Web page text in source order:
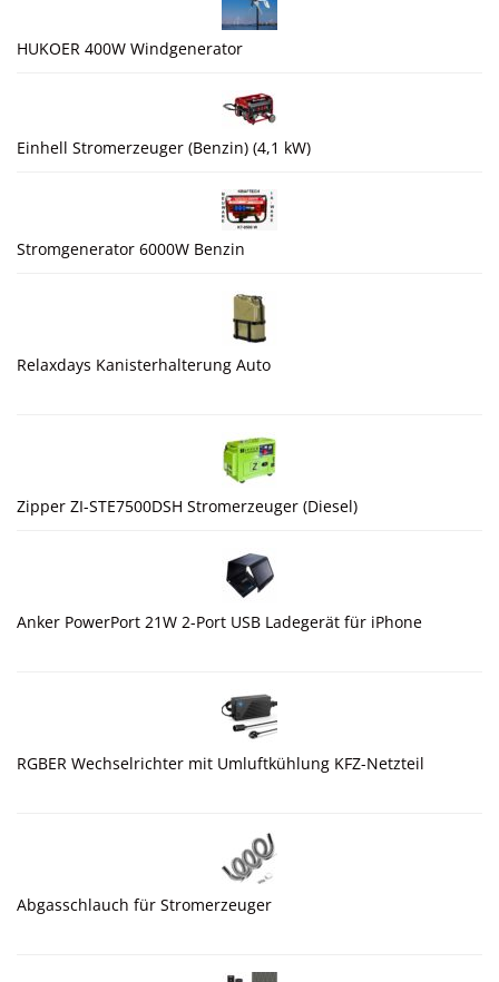
HUKOER 400W Windgenerator
Einhell Stromerzeuger (Benzin) (4,1 kW)
Stromgenerator 6000W Benzin
Relaxdays Kanisterhalterung Auto
Zipper ZI-STE7500DSH Stromerzeuger (Diesel)
Anker PowerPort 21W 2-Port USB Ladegerät für iPhone
RGBER Wechselrichter mit Umluftkühlung KFZ-Netzteil
Abgasschlauch für Stromerzeuger